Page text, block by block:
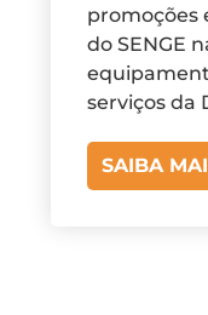
promoções
do SENGE
serviços da
SAIBA